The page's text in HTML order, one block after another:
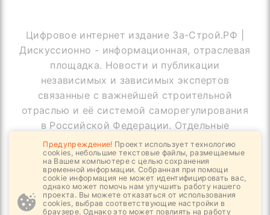
Цифровое интернет издание За-Строй.РФ |
Дискуссионно - информационная, отраслевая
площадка. Новости и публикации
независимых и зависимых экспертов
связанные с важнейшей строительной
отраслью и её системой саморегулирования
в Российской Федерации. Отдельные
публикации могут содержать информацию,
не предназначенную для пользователей
до 18 лет
Предупреждение! Проект использует технологию
cookies, небольшие текстовые файлы, размещаемые
на Вашем компьютере с целью сохранения
временной информации. Собранная при помощи
cookie информация не может идентифицировать вас,
однако может помочь нам улучшить работу нашего
проекта. Вы можете отказаться от использования
cookies, выбрав соответствующие настройки в
браузере. Однако это может повлиять на работу